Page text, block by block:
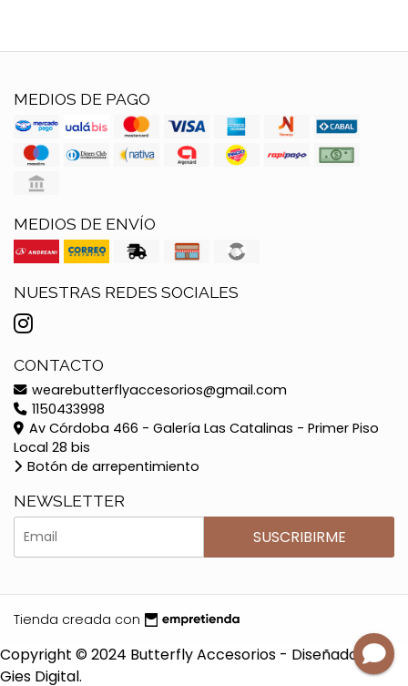
MEDIOS DE PAGO
MEDIOS DE ENVÍO
NUESTRAS REDES SOCIALES
CONTACTO
wearebutterflyaccesorios@gmail.com
1150433998
Av Córdoba 466 - Galería Las Catalinas - Primer Piso
Local 28 bis
Botón de arrepentimiento
NEWSLETTER
SUSCRIBIRME
Tienda creada con
Copyright © 2024 Butterfly Accesorios - Diseñado por
Gies Digital.